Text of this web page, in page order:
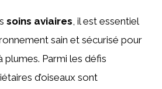
soins aviaires , il est essentiel
sain et sécurisé pour
Parmi les défis
d’oiseaux sont